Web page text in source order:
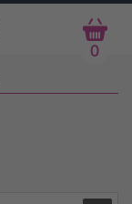
0